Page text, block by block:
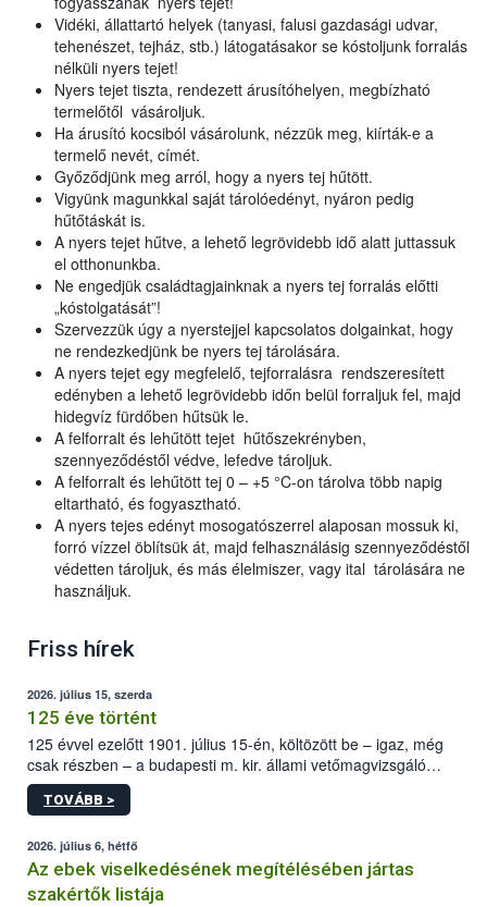
Vidéki, állattartó helyek (tanyasi, falusi gazdasági udvar,
tehenészet, tejház, stb.) látogatásakor se kóstoljunk forralás
nélküli nyers tejet!
Nyers tejet tiszta, rendezett árusítóhelyen, megbízható
termelőtől vásároljuk.
Ha árusító kocsiból vásárolunk, nézzük meg, kiírták-e a
termelő nevét, címét.
Győződjünk meg arról, hogy a nyers tej hűtött.
Vigyünk magunkkal saját tárolóedényt, nyáron pedig
hűtőtáskát is.
A nyers tejet hűtve, a lehető legrövidebb idő alatt juttassuk
el otthonunkba.
Ne engedjük családtagjainknak a nyers tej forralás előtti
„kóstolgatását”!
Szervezzük úgy a nyerstejjel kapcsolatos dolgainkat, hogy
ne rendezkedjünk be nyers tej tárolására.
A nyers tejet egy megfelelő, tejforralásra rendszeresített
edényben a lehető legrövidebb időn belül forraljuk fel, majd
hidegvíz fürdőben hűtsük le.
A felforralt és lehűtött tejet hűtőszekrényben,
szennyeződéstől védve, lefedve tároljuk.
A felforralt és lehűtött tej 0 – +5 °C-on tárolva több napig
eltartható, és fogyasztható.
A nyers tejes edényt mosogatószerrel alaposan mossuk ki,
forró vízzel öblítsük át, majd felhasználásig szennyeződéstől
védetten tároljuk, és más élelmiszer, vagy ital tárolására ne
használjuk.
Friss hírek
2026. július 15, szerda
125 éve történt
125 évvel ezelőtt 1901. július 15-én, költözött be – igaz, még
csak részben – a budapesti m. kir. állami vetőmagvizsgáló
állomás a Kis Rókus utca 15. szám alatti, Czigler Győző által
tervezett új épületébe.
TOVÁBB >
2026. július 6, hétfő
Az ebek viselkedésének megítélésében jártas
szakértők listája